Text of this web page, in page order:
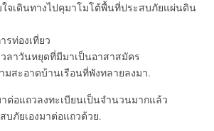
จเดินทางไปคุมาโมโต้พื้นที่ประสบภัยแผ่นดิน
ท่องเที่ยว
ลาวันหยุดที่มีมาเป็นอาสาสมัคร
มสะอาดบ้านเรือนที่พังทลายลงมา.
อแถวลงทะเบียนเป็นจำนวนมากแล้ว
ภัยเองมาต่อแถวด้วย.